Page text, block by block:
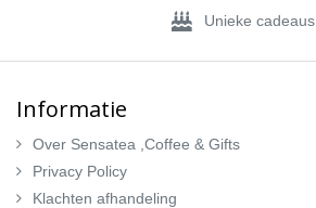
Unieke cadeaus
Informatie
Over Sensatea ,Coffee & Gifts
Privacy Policy
Klachten afhandeling